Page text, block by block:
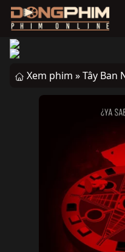
Xem phim »Tây Ban